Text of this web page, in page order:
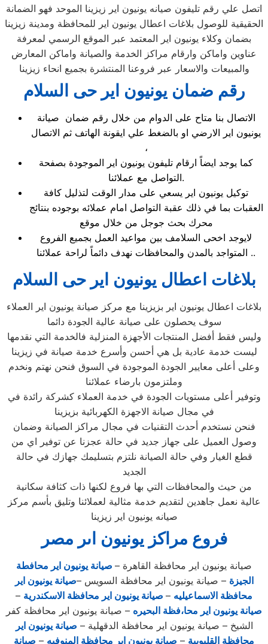
اتصل علي رقم تليفون صيانه يونيون اير زيزينا الموحد فهو الضمانة
الحقيقية للوصول بلاغات اعطال يونيون اير للمحافظة ومدينة زيزينا
بضمان وكلاء يونيون اير المعتمد عبر الموقع الرسمي لمعرفة
عناوين واماكن وارقام مراكز الخدمة والصيانة واماكن المعارض
والمبيعات والاسعار عبر فروعنا المنتشرة بجميع انحاء زيزينا
رقم ضمان يونيون اير حى السلام
الاتصال بنا متاح على الدوام من خلال رقم ضمان صيانة
يونيون اير الارضي او بالضغط علي ايقونة الهاتف ثم الاتصال
،
كما يوجد ايضاً ارقام تليفون يونيون اير الموجودة بصفحة
التواصل مع عملائنا.
توكيل يونيون اير يسعي على مدار الوقت لتذليل كافة
العقبات بما في ذلك عقبة التواصل امام عملائه بوجوده بنتائج
محرك بحث جوجل من خلال موقع
لايوجد اخحى السلامف بين مواعيد العمل بجميع الفروع
المتواجد بالمدن والمحافظات نهدف دائماً لراحة عملائنا ..
بلاغات اعطال يونيون اير حى السلام
بلاغات اعطال يونيون اير بزيزينا مع مركز صيانة يونيون اير العملاء
سوف يحصلون على صيانة عالية الجودة دائما
وليس فقط أفضل المنتجات الأجهزة المنزلية فالخدمة التي نقدمها
ليست خدمة عادية بل هي أحسن وأسرع خدمة صيانة في زيزينا
وعلى أعلى معايير الجودة الموجودة في السوق فنحن نهتم ونخدم
وملتزمون بارضاء عملائنا
وتوفير أعلى مستويات الجودة في خدمة العملاء كشركة رائدة في
في مجال صيانة الاجهزة الكهربائية بزيزينا
فنحن نستخدم أحدث التقنيات في مجال مراكز الصيانة وضمان
وصول العميل على جهاز جديد في حالة عجزنا عن توفير اي من
قطع الغيار وفي حالة الصيانة نلتزم بتسليمك جهازك في حالة
الجديد
من حيث والمحافظات التي بها فروع لكنها ذات كثافة سكانية
عالية نعمل جاهدين لتقديم خدمة مثالية لعملائنا وتليق بأسم مركز
صيانه يونيون اير زيزينا
فروع مراكز يونيون اىر مصر
صيانة يونيون اير محافظة القاهرة – صيانة يونيون اير محافطة
الجيزة – صيانة يونيون اير محافظة السويس –صيانة يونيون اير
محافظة الاسماعيليه – صيانة يونيون اير محافظة الاسكندرية –
صيانة يونيون اير محا،فظة البحيره – صيانة يونيون اير محافظة كفر
الشيخ – صيانة يونيون اير محافظة الدقهلية – صيانة يونيون اير
محافظة القليوبية – صيانة يونيون اير محافظة المنوفيه – صيانة